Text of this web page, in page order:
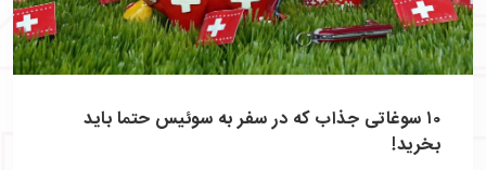
۱۰ سوغاتی جذاب که در سفر به سوئیس حتما باید
بخرید!